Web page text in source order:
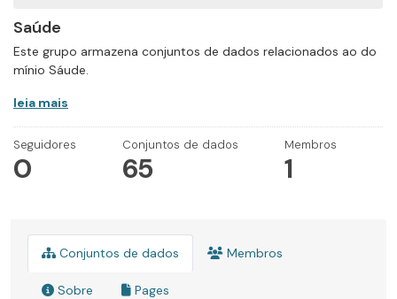
Saúde
Este grupo armazena conjuntos de dados relacionados ao do
mínio Sáude.
leia mais
Seguidores
0
Conjuntos de dados
65
Membros
1
Conjuntos de dados Membros
Sobre Pages